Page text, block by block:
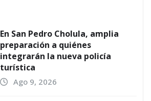
En San Pedro Cholula, amplia
preparación a quiénes
integrarán la nueva policía
turística
Ago 9, 2026